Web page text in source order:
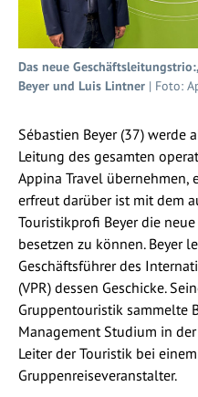
Das neue
Beyer und Luis Lintner | Foto:
Sébastien Beyer (37) werde
Leitung des gesamten
Appina Travel übernehmen,
erfreut darüber ist mit dem
Touristikprofi Beyer die
besetzen zu können. Beyer
Geschäftsführer des
(VPR) dessen Geschicke.
Gruppentouristik sammelte
Management Studium in
Leiter der Touristik bei
Gruppenreiseveranstalter.